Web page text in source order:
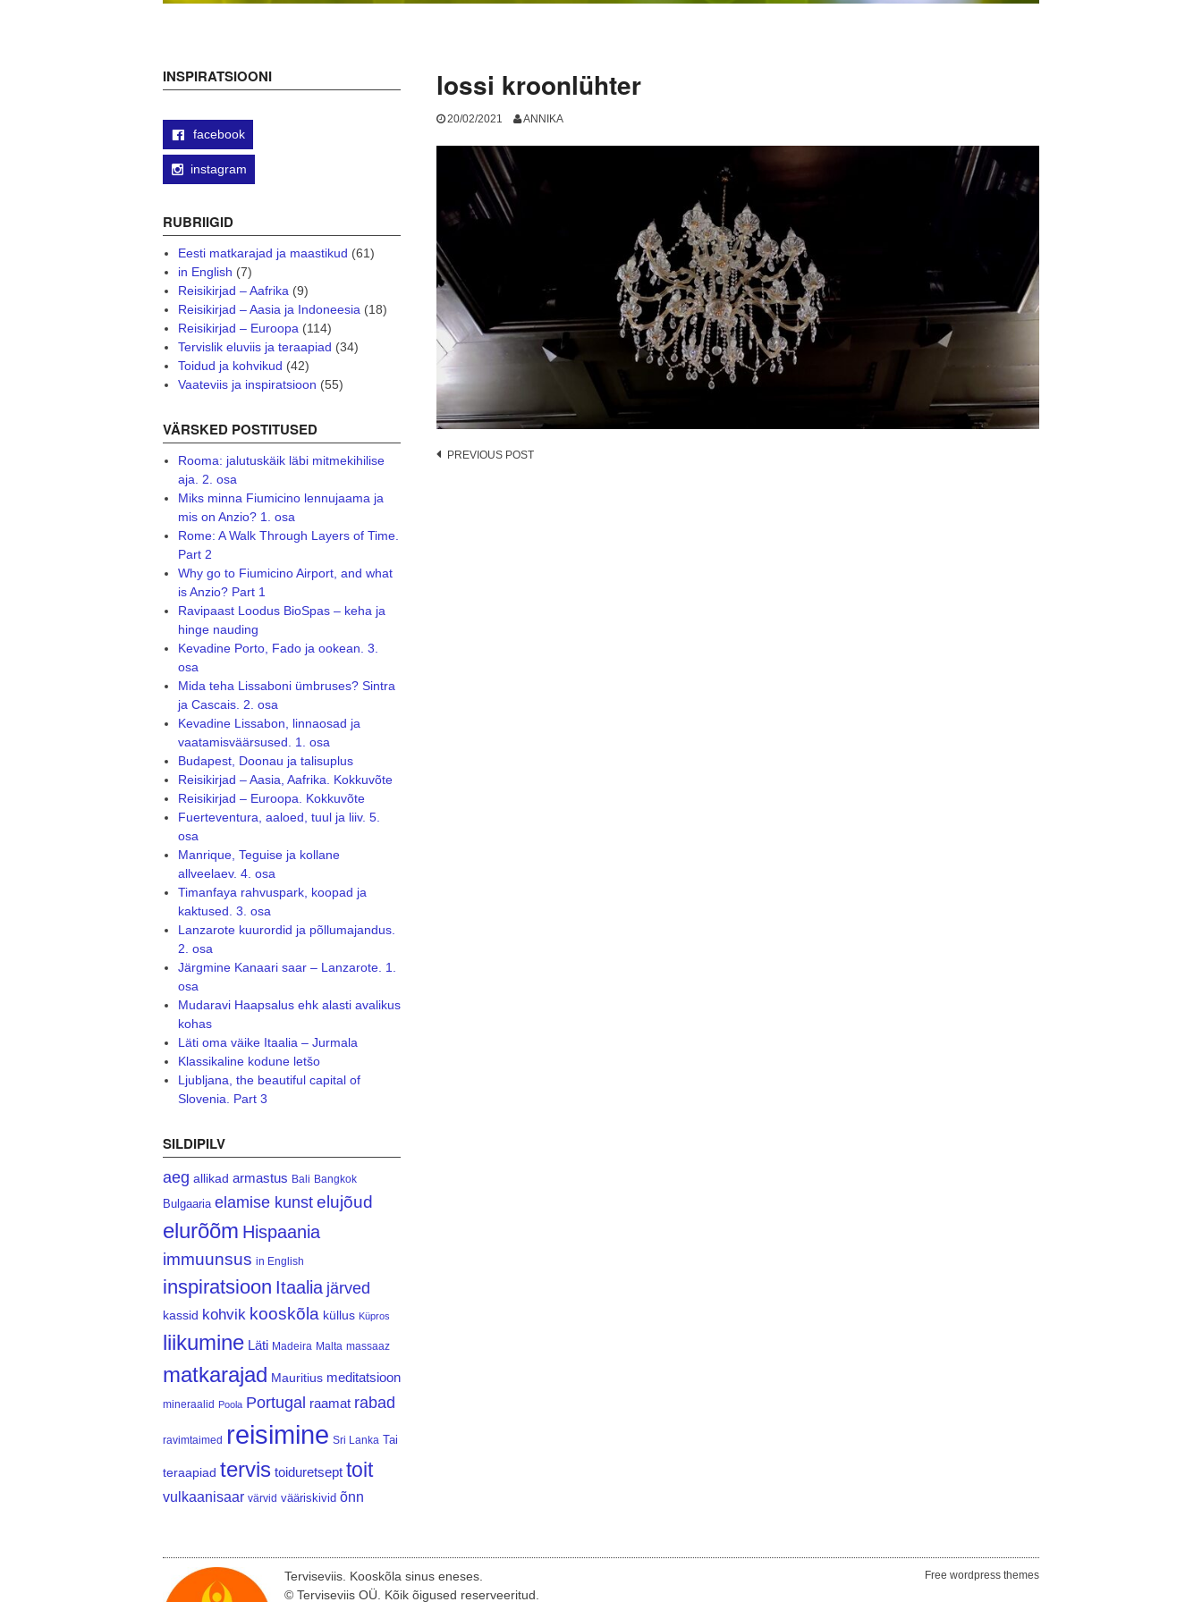
lossi kroonlühter
20/02/2021 ANNIKA
Post
PREVIOUS POST
INSPIRATSIOONI
facebook
instagram
RUBRIIGID
Eesti matkarajad ja maastikud (61)
in English (7)
Reisikirjad – Aafrika(9)
Reisikirjad – Aasia ja Indoneesia(18)
Reisikirjad – Euroopa(114)
Tervislik eluviis ja teraapiad (34)
Toidud ja kohvikud (42)
Vaateviis ja inspiratsioon (55)
VÄRSKED POSTITUSED
Rooma: jalutuskäik läbi mitmekihilise
aja. 2. osa
Miks minna Fiumicino lennujaama ja
mis on Anzio? 1. osa
Rome: A Walk Through Layers of Time.
Part 2
Why go to Fiumicino Airport, and what
is Anzio? Part 1
Ravipaast Loodus BioSpas – keha ja
hinge nauding
Kevadine Porto, Fado ja ookean. 3.
osa
Mida teha Lissaboni ümbruses? Sintra
ja Cascais. 2. osa
Kevadine Lissabon, linnaosad ja
vaatamisväärsused. 1. osa
Budapest, Doonau ja talisuplus
Reisikirjad – Aasia, Aafrika. Kokkuvõte
Reisikirjad – Euroopa. Kokkuvõte
Fuerteventura, aaloed, tuul ja liiv. 5.
osa
Manrique, Teguise ja kollane
allveelaev. 4. osa
Timanfaya rahvuspark, koopad ja
kaktused. 3. osa
Lanzarote kuurordid ja põllumajandus.
2. osa
Järgmine Kanaari saar – Lanzarote. 1.
osa
Mudaravi Haapsalus ehk alasti avalikus
kohas
Läti oma väike Itaalia – Jurmala
Klassikaline kodune letšo
Ljubljana, the beautiful capital of
Slovenia. Part 3
SILDIPILV
aeg allikad armastus Bali Bangkok
Bulgaaria elamise kunst elujõud
elurõõm Hispaania
immuunsus in English
inspiratsioon Itaalia järved
kassid kohvik kooskõla küllus Küpros
liikumine Läti Madeira Malta massaaz
matkarajad Mauritius meditatsioon
mineraalid Poola Portugal raamat rabad
ravimtaimed reisimine Sri Lanka Tai
teraapiad tervis toiduretsept toit
vulkaanisaar värvid vääriskivid õnn
Terviseviis. Kooskõla sinus eneses.
© Terviseviis OÜ. Kõik õigused reserveeritud.
Free wordpress themes